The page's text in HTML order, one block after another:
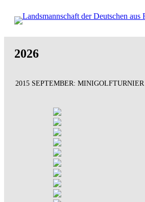
zum
Inhalt
wechseln
2026
2015 SEPTEMBER: MINIGOLFTURNIER